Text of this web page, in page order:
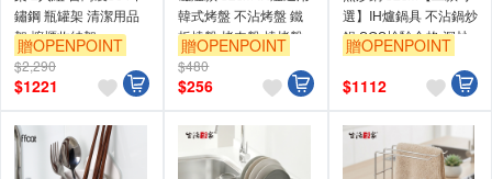
鏽鋼 瓶罐架 清潔用品
架 櫥櫃收納架
贈OPENPOINT
訂單滿999享9折
$2,290
$1221
韓式烤盤 不沾烤盤 鐵
板燒盤 烤肉盤 燒烤盤
鐵板燒盤
贈OPENPOINT
訂單滿999享9折
$480
$256
選】IH爐鍋具 不沾鍋炒
鍋 SGS檢驗合格 深炒
鍋 導熱提升50%
贈OPENPOINT
訂單滿999享9折
$1112